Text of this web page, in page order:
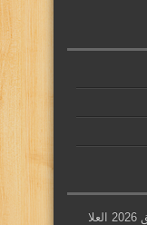
تأجير سيارات مرسيدس E200 بالسائق 2026 العلا